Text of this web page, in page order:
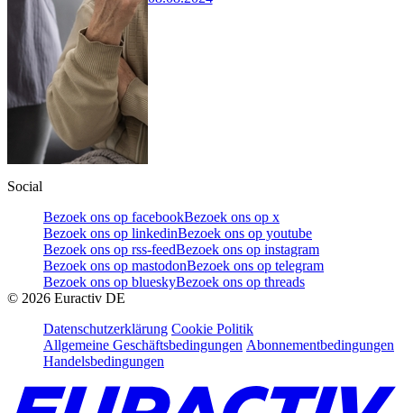
Social
Bezoek ons op facebookBezoek ons op x
Bezoek ons op linkedinBezoek ons op youtube
Bezoek ons op rss-feedBezoek ons op instagram
Bezoek ons op mastodonBezoek ons op telegram
Bezoek ons op blueskyBezoek ons op threads
© 2026 Euractiv DE
Datenschutzerklärung Cookie Politik
Allgemeine Geschäftsbedingungen Abonnementbedingungen
Handelsbedingungen